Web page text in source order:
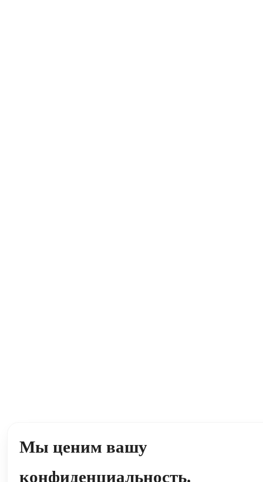
Мы ценим вашу
конфиденциальность.